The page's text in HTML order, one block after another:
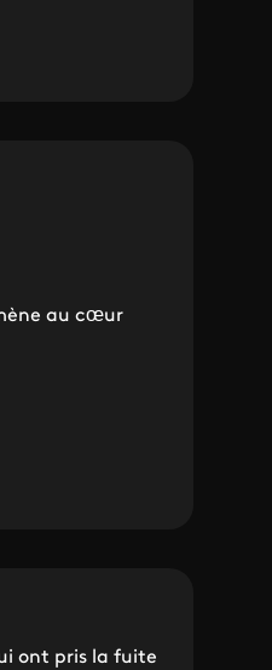
au cœur
ont pris la fuite